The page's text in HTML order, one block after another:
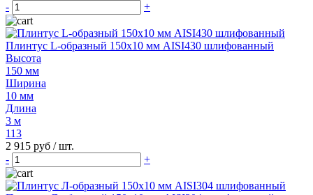
-
+
Плинтус L-образный 150х10 мм AISI430 шлифованный
Высота
150 мм
Ширина
10 мм
Длина
3 м
113
2 915 руб / шт.
-
+